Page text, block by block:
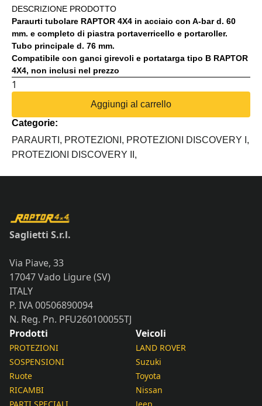
DESCRIZIONE PRODOTTO
Paraurti tubolare RAPTOR 4X4 in acciaio con A-bar d. 60
mm. e completo di piastra portaverricello e portaroller.
Tubo principale d. 76 mm.
Compatibile con ganci girevoli e portatarga tipo B RAPTOR
4X4, non inclusi nel prezzo
PARAURTI
CON
A-
BAR
Aggiungi al carrello
Categorie:
PARAURTI, PROTEZIONI, PROTEZIONI DISCOVERY I,
PROTEZIONI DISCOVERY II,
Saglietti S.r.l.
Via Piave, 33
17047 Vado Ligure (SV)
ITALY
P. IVA 00506890094
N. Reg. Pn. PFU260100055TJ
Prodotti
PROTEZIONI
SOSPENSIONI
Ruote
RICAMBI
Veicoli
LAND ROVER
Suzuki
Toyota
Nissan